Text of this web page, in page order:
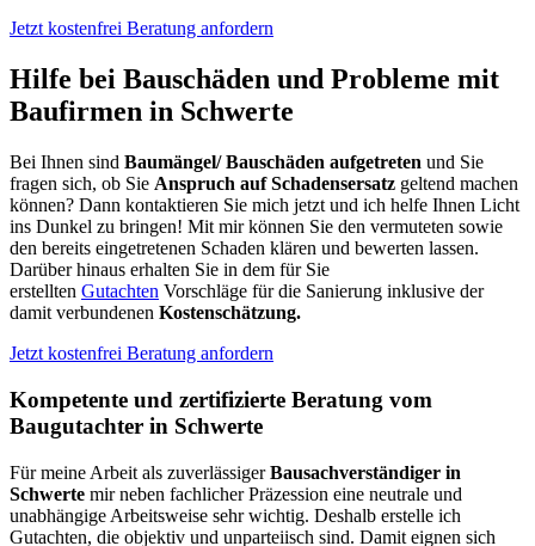
Jetzt kostenfrei Beratung anfordern
Hilfe bei Bauschäden und Probleme mit
Baufirmen in Schwerte
Bei Ihnen sind Baumängel/ Bauschäden aufgetreten und Sie
fragen sich, ob Sie Anspruch auf Schadensersatz geltend machen
können? Dann kontaktieren Sie mich jetzt und ich helfe Ihnen Licht
ins Dunkel zu bringen! Mit mir können Sie den vermuteten sowie
den bereits eingetretenen Schaden klären und bewerten lassen.
Darüber hinaus erhalten Sie in dem für Sie
erstellten Gutachten Vorschläge für die Sanierung inklusive der
damit verbundenen Kostenschätzung.
Jetzt kostenfrei Beratung anfordern
Kompetente und zertifizierte Beratung vom
Baugutachter in Schwerte
Für meine Arbeit als zuverlässigerBausachverständiger in
Schwerte mir neben fachlicher Präzession eine neutrale und
unabhängige Arbeitsweise sehr wichtig. Deshalb erstelle ich
Gutachten, die objektiv und unparteiisch sind. Damit eignen sich